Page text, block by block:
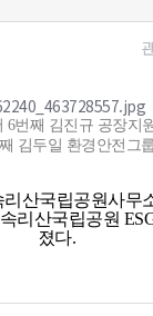
번째 김진규 공장지
김두일 환경안전그
리산국립공원사무
리산국립공원
졌다.